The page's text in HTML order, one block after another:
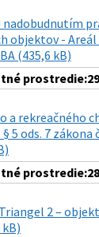
nadobudnutím
objektov -
(435,6 kB)
a rekreačného
5 ods. 7 zákona
2 – objekt